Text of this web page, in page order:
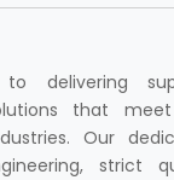
delivering
that
Our
strict